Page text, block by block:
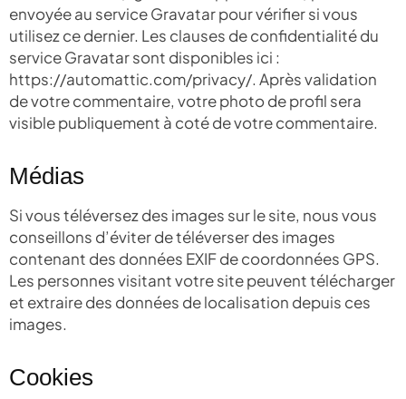
envoyée au service Gravatar pour vérifier si vous
utilisez ce dernier. Les clauses de confidentialité du
service Gravatar sont disponibles ici :
https://automattic.com/privacy/. Après validation
de votre commentaire, votre photo de profil sera
visible publiquement à coté de votre commentaire.
Médias
Si vous téléversez des images sur le site, nous vous
conseillons d’éviter de téléverser des images
contenant des données EXIF de coordonnées GPS.
Les personnes visitant votre site peuvent télécharger
et extraire des données de localisation depuis ces
images.
Cookies